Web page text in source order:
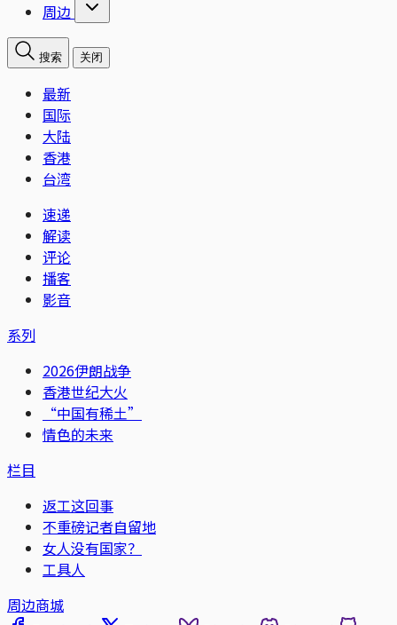
周边
搜索 关闭
最新
国际
大陆
香港
台湾
速递
解读
评论
播客
影音
系列
2026伊朗战争
香港世纪大火
“中国有稀土”
情色的未来
栏目
返工这回事
不重磅记者自留地
女人没有国家？
工具人
周边商城